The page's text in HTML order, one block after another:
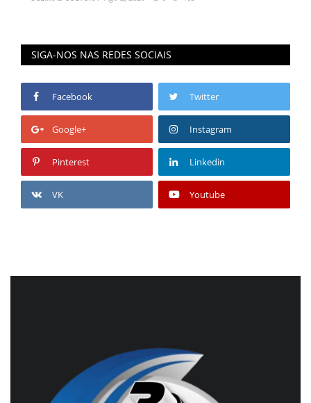
SIGA-NOS NAS REDES SOCIAIS
Facebook Twitter
Google+ Instagram
Pinterest Linkedin
VK Youtube